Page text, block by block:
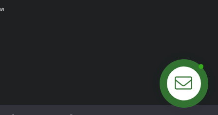
Побеседуем?